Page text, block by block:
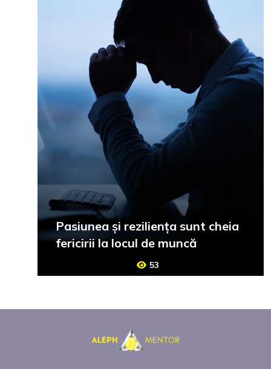
Pasiunea și reziliența sunt cheia
fericirii la locul de muncă
53